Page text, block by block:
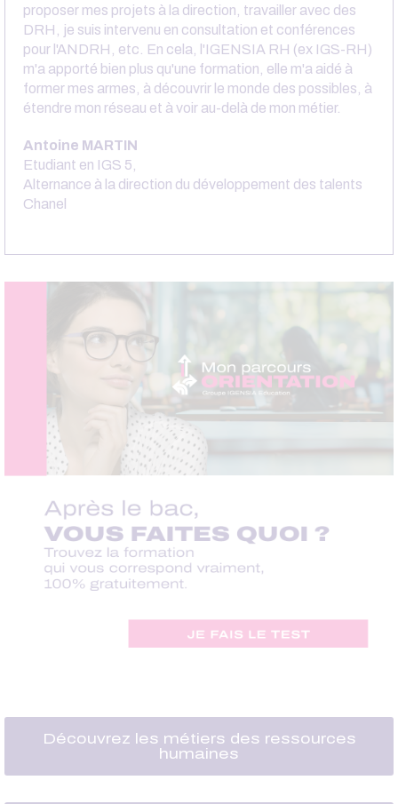
proposer mes projets à la direction, travailler avec des
DRH, je suis intervenu en consultation et conférences
pour l'ANDRH, etc. En cela, l'IGENSIA RH (ex IGS-RH)
m'a apporté bien plus qu'une formation, elle m'a aidé à
former mes armes, à découvrir le monde des possibles, à
étendre mon réseau et à voir au-delà de mon métier.
Antoine MARTIN
Etudiant en IGS 5,
Alternance à la direction du développement des talents
Chanel
Découvrez les métiers des ressources
humaines